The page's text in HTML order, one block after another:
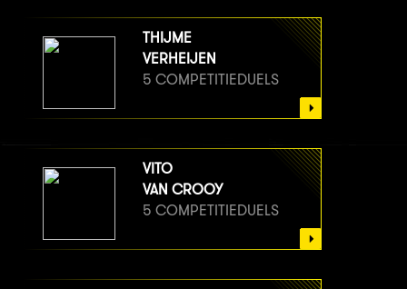
THIJME
VERHEIJEN
5 COMPETITIEDUELS
VITO
VAN CROOY
5 COMPETITIEDUELS